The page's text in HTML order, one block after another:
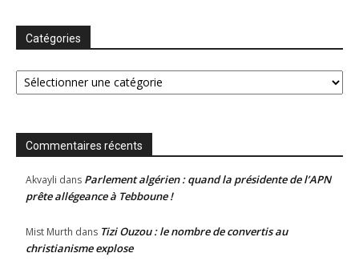
Catégories
Catégories
Commentaires récents
Akvayli dans Parlement algérien : quand la présidente de l’APN
prête allégeance à Tebboune !
Mist Murth dans Tizi Ouzou : le nombre de convertis au
christianisme explose